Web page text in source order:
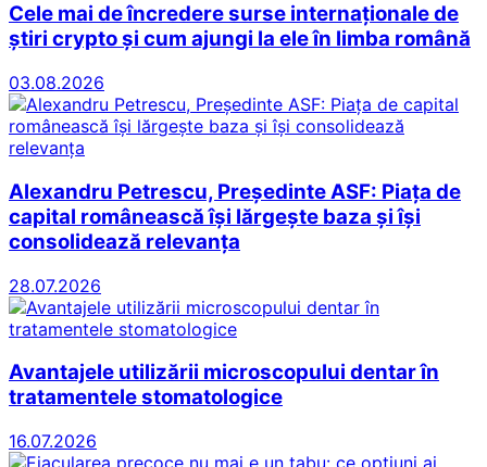
Cele mai de încredere surse internaționale de
știri crypto și cum ajungi la ele în limba română
03.08.2026
Alexandru Petrescu, Președinte ASF: Piața de
capital românească își lărgește baza și își
consolidează relevanța
28.07.2026
Avantajele utilizării microscopului dentar în
tratamentele stomatologice
16.07.2026